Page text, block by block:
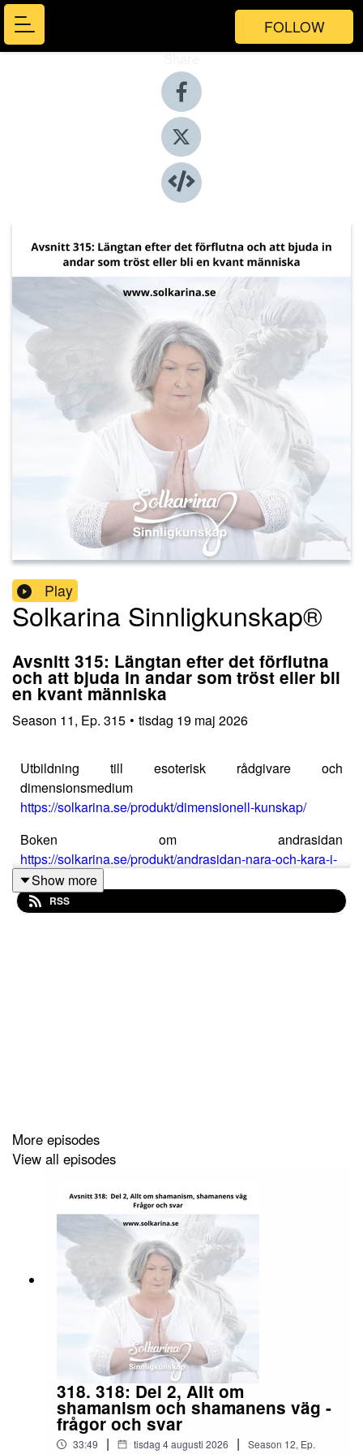
FOLLOW
Share
Play
Solkarina Sinnligkunskap®
Avsnitt 315: Längtan efter det förflutna
och att bjuda in andar som tröst eller bli
en kvant människa
Season 11, Ep. 315 • tisdag 19 maj 2026
Utbildning till esoterisk rådgivare och
dimensionsmedium
https://solkarina.se/produkt/dimensionell-kunskap/
Boken om andrasidan
https://solkarina.se/produkt/andrasidan-nara-och-kara-i-
vara-hjartan/
Donationer skickar du till 123 007 90 61
Instagram:http://www.instagram.com/iamsolkarina.se
Facebook:https://www.facebook.com/profile.php?
id=61573215027349
Youtube:https://www.youtube.com/@solkarina
Kalender:https://solkarina.se/kalender/
Show more
RSS
More episodes
View all episodes
318. 318: Del 2, Allt om
shamanism och shamanens väg -
frågor och svar
33:49 | tisdag 4 augusti 2026 | Season 12, Ep.